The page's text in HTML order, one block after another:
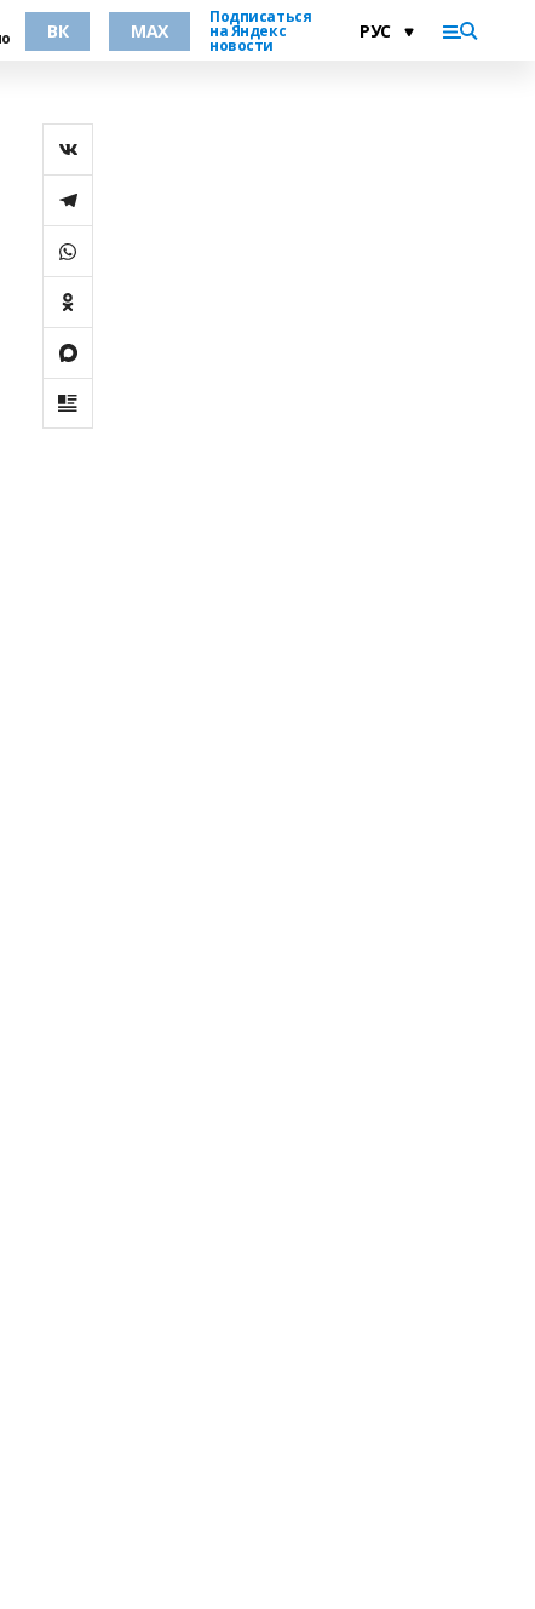
ВК MAX
Подписаться
на Яндекс
новости